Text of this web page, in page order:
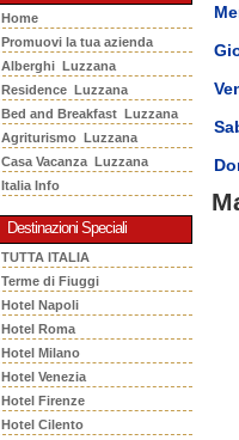
Home
Promuovi la tua azienda
Alberghi Luzzana
Residence Luzzana
Bed and Breakfast Luzzana
Agriturismo Luzzana
Casa Vacanza Luzzana
Italia Info
Destinazioni Speciali
TUTTA ITALIA
Terme di Fiuggi
Hotel Napoli
Hotel Roma
Hotel Milano
Hotel Venezia
Hotel Firenze
Hotel Cilento